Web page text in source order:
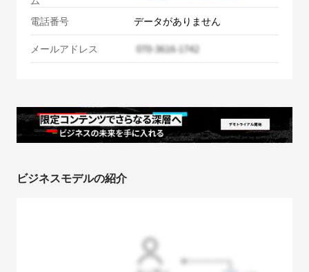
電話番号
データがありません
メールアドレス
ビジネスモデルの紹介